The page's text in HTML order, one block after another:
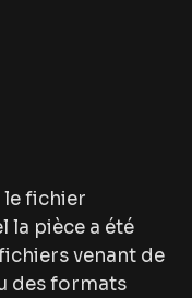
le fichier
la pièce a été
venant de
des formats